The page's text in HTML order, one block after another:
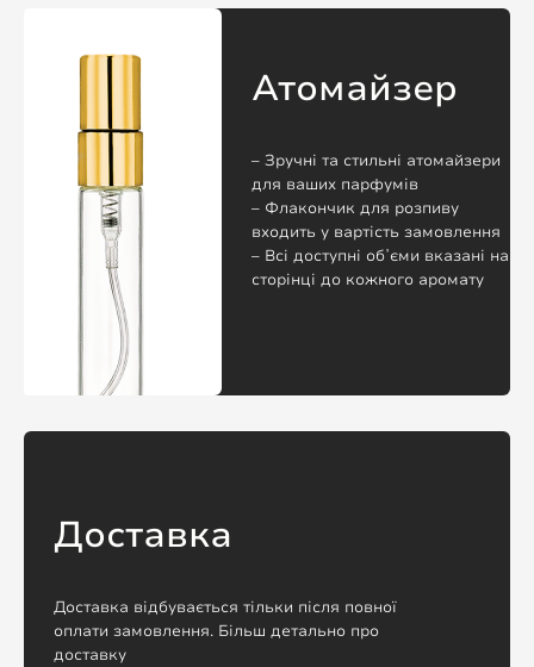
Атомайзер
– Зручні та стильні атомайзери
для ваших парфумів
– Флакончик для розпиву
входить у вартість замовлення
– Всі доступні обʼєми вказані на
сторінці до кожного аромату
Доставка
Доставка відбувається тільки після повної
оплати замовлення. Більш детально про
доставку